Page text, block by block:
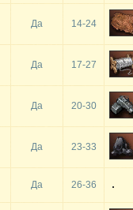
Да 14-24
Да 17-27
Да 20-30
Да 23-33
Да 26-36